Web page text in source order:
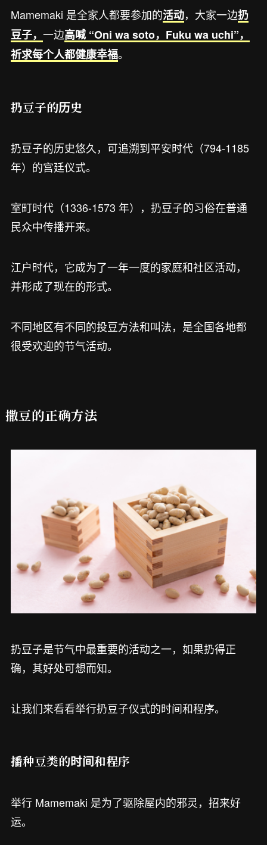
Mamemaki 是全家人都要参加的活动，大家一边扔
豆子， 一边高喊 “Oni wa soto，Fuku wa uchi”，
祈求每个人都健康幸福。
扔豆子的历史
扔豆子的历史悠久，可追溯到平安时代（794-1185
年）的宫廷仪式。
室町时代（1336-1573 年），扔豆子的习俗在普通
民众中传播开来。
江户时代，它成为了一年一度的家庭和社区活动，
并形成了现在的形式。
不同地区有不同的投豆方法和叫法，是全国各地都
很受欢迎的节气活动。
撒豆的正确方法
扔豆子是节气中最重要的活动之一，如果扔得正
确，其好处可想而知。
让我们来看看举行扔豆子仪式的时间和程序。
播种豆类的时间和程序
举行 Mamemaki 是为了驱除屋内的邪灵，招来好
运。